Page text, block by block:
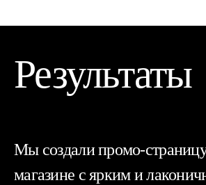
Результаты
Мы создали промо-
магазине с ярким и